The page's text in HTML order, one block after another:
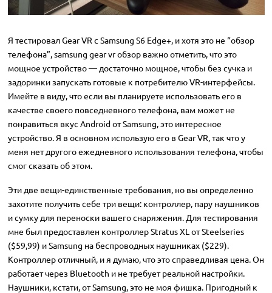
Я тестировал Gear VR с Samsung S6 Edge+, и хотя это не “обзор
телефона”, samsung gear vr обзор важно отметить, что это
мощное устройство — достаточно мощное, чтобы без сучка и
задоринки запускать готовые к потребителю VR-интерфейсы.
Имейте в виду, что если вы планируете использовать его в
качестве своего повседневного телефона, вам может не
понравиться вкус Android от Samsung, это интересное
устройство. Я в основном использую его в Gear VR, так что у
меня нет другого ежедневного использования телефона, чтобы
смог сказать об этом.
Эти две вещи-единственные требования, но вы определенно
захотите получить себе три вещи: контроллер, пару наушников
и сумку для переноски вашего снаряжения. Для тестирования
мне был предоставлен контроллер Stratus XL от Steelseries
($59,99) и Samsung на беспроводных наушниках ($229).
Контроллер отличный, и я думаю, что это справедливая цена. Он
работает через Bluetooth и не требует реальной настройки.
Наушники, кстати, от Samsung, это не моя фишка. Пригодный к